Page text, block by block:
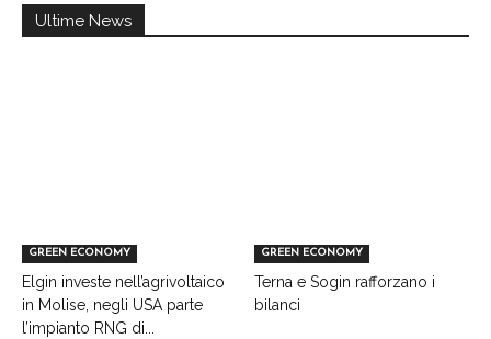
Ultime News
GREEN ECONOMY
Elgin investe nell’agrivoltaico
in Molise, negli USA parte
l’impianto RNG di...
GREEN ECONOMY
Terna e Sogin rafforzano i
bilanci